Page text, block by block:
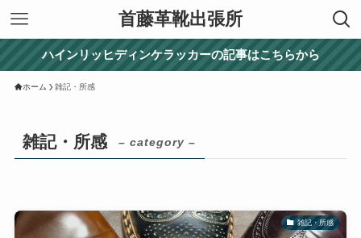
首藤革靴出張所
ハインリッヒディンケラッカーの記事はこちらから
ホーム 雑記・所感
雑記・所感 – category –
雑記・所感